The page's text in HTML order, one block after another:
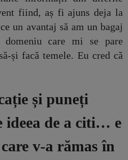
fiind, aș fi ajuns deja la
un avantaj să am un bagaj
domeniu care mi se pare
și facă temele. Eu cred că
și puneți
ideea de a citi… e
v-a rămas în